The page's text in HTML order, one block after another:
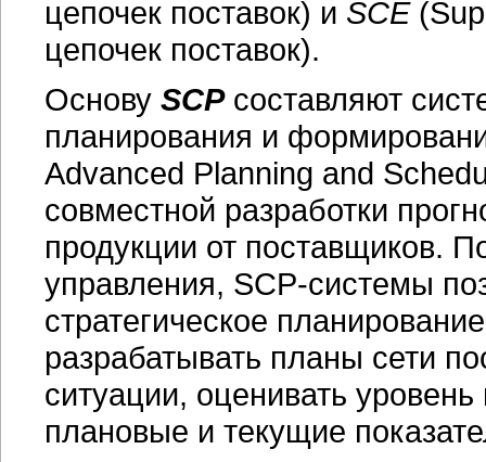
цепочек поставок) и SCE
цепочек поставок).
Основу SCPсоставляют
планирования и
Advanced Planning and
совместной разработки
продукции от поставщиков.
управления, SCP-системы
стратегическое
разрабатывать планы сети
ситуации, оценивать
плановые и текущие